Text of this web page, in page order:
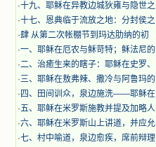
·十九、耶稣在异教边城狄雍与隐世之
·十七、恩典临于流放之地：分封侯之
·肆 从第二次帐棚节到玛达肋纳的初
·一、耶稣在厄农与稣苛特；稣法尼的
·二、治癒生来的瞎子：耶稣在史罗、
·三、耶稣在敖弗辣、撒冷与阿鲁玛的
· 四、田间训众，泉边施洗——耶稣在
·五、耶稣在米罗斯施教并提及加略人
·六、耶稣在米罗斯山上讲道，并应允
·七、村中喻道，泉边愈疾，席前辩理